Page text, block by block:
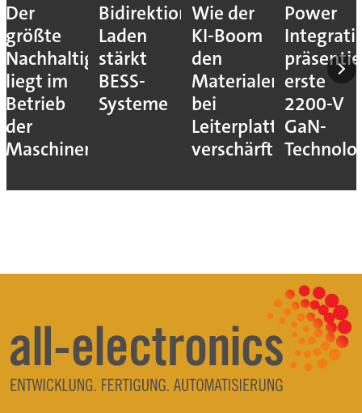
Der
größte
Nachhaltigkeitshebel
liegt im
Betrieb
der
Maschinen
Bidirektionales
Laden
stärkt
BESS-
Systeme
Wie der
KI-Boom
den
Materialengpass
bei
Leiterplatten
verschärft
Power
erste
2200-V
GaN-